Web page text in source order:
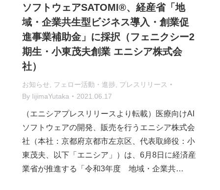
ソフトウェアSATOMI®、経産省「地
域・企業共生型ビジネス導入・創業促
進事業補助金」に採択（フェニクシー2
期生・小東茂夫創業 エニシア株式会
社）
お知らせ フェロー活動・進捗
プレスリリース
By IijimaYutaka 2021.06.17
（エニシアプレスリリースより転載）医療向けAI
ソフトウェアの開発、販売を行うエニシア株式会
社（本社：京都府京都市左京区、代表取締役：小
東茂夫、以下「エニシア」）は、6月8日に経済産
業省が推進する「令和3年度 地域・企業共…